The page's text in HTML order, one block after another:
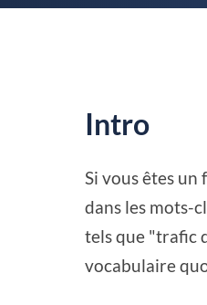
Intro
Si vous êtes
dans les mots-
tels que "trafic
vocabulaire